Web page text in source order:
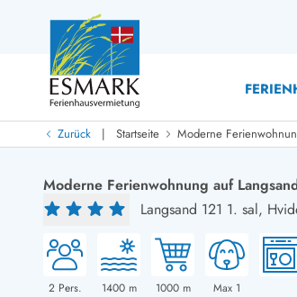
Last Minute
Last Minute
Neu bei uns!
Neue Ferienhäuser bei ESMARKFerienhäuser
Neurenovierte Ferienhäuser
Ferienhäuser mit Endreinigung inklusive
Ferienhäuser dicht am Strand
Zurück | Startseite Moderne
Moderne Ferienwohnung auf
Langsand 121 1. sal,
2Pers. 1400m 1000m Max 1